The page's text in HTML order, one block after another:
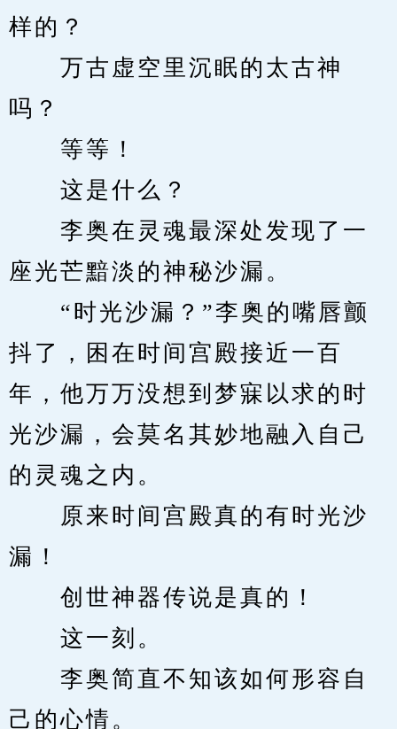
样的？
万古虚空里沉眠的太古神
吗？
等等！
这是什么？
李奥在灵魂最深处发现了一
座光芒黯淡的神秘沙漏。
“时光沙漏？”李奥的嘴唇颤
抖了，困在时间宫殿接近一百
年，他万万没想到梦寐以求的时
光沙漏，会莫名其妙地融入自己
的灵魂之内。
原来时间宫殿真的有时光沙
漏！
创世神器传说是真的！
这一刻。
李奥简直不知该如何形容自
己的心情。